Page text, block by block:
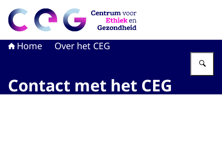
Naar de homepage van CEG - Centrum voor Ethiek en
Home Over het CEG
Contact met het CEG